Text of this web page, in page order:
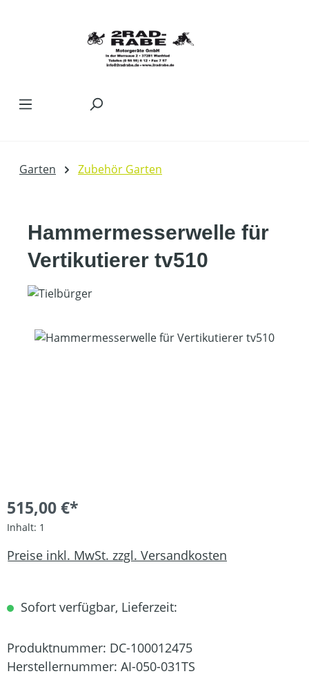
Garten Zubehör Garten
Hammermesserwelle für
Vertikutierer tv510
Bildergalerie überspringen
515,00 €*
Inhalt: 1
Preise inkl. MwSt. zzgl. Versandkosten
Sofort verfügbar, Lieferzeit:
Produktnummer: DC-100012475
Herstellernummer: AI-050-031TS